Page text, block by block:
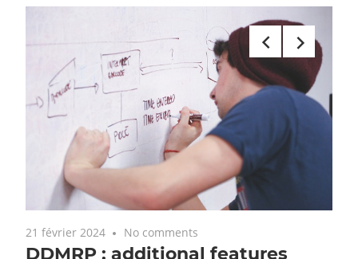
21 février 2024 No comments
DDMRP : additional features